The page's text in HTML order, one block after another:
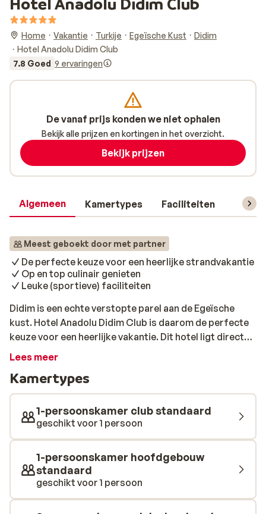
Home Vakantie Turkije Egeïsche Kust
Didim
Hotel Anadolu Didim Club
7.8 Goed 9 ervaringen
Algemeen Kamertypes Faciliteiten
Meest geboekt door met partner
De perfecte keuze voor een heerlijke strandvakantie
Op en top culinair genieten
Leuke (sportieve) faciliteiten
Didim is een echte verstopte parel aan de Egeïsche
kust. Hotel Anadolu Didim Club is daarom de perfecte
keuze voor een heerlijke vakantie. Dit hotel ligt direct
aan het prachtige zandstrand met kraakhelder blauw
verderop van het hotel te vinden. De Barstreet, met vele
gezellige bars, cafés en clubs, is zelfs lopend te
bereiken! Met 2 buffetrestaurants en 6 à-la-carte
restaurants is het hotel een culinair paradijs. Geniet
van de heerlijke internationale buffetten of ga een keer
voor wat anders en dineer bijv. bij het Italiaanse, Turkse
of visrestaurant. Er zijn verschillende wandelpaden met
kleurrijke bomen en planten en ervaar je een tropisch
vakantiegevoel. Het enige wat nog mist een tropische
Lees meer
Kamertypes
1-persoonskamer club standaard
geschikt voor 1 persoon
1-persoonskamer hoofdgebouw
standaard
geschikt voor 1 persoon
De vanaf prijs konden we niet ophalen
Bekijk alle prijzen en kortingen in het overzicht.
Bekijk prijzen